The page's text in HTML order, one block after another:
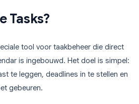
Tasks?
tool voor taakbeheer die direct
is ingebouwd. Het doel is simpel:
te leggen, deadlines in te stellen en
gebeuren.